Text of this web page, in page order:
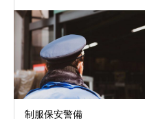
制服保安警備